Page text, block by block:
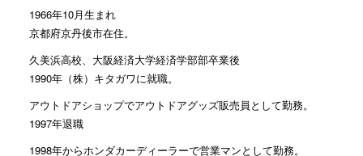
1966年10月生まれ
京都府京丹後市在住。
久美浜高校、大阪経済大学経済学部部卒業後
1990年（株）キタガワに就職。
アウトドアショップでアウトドアグッズ販売員として勤務。
1997年退職
1998年からホンダカーディーラーで営業マンとして勤務。